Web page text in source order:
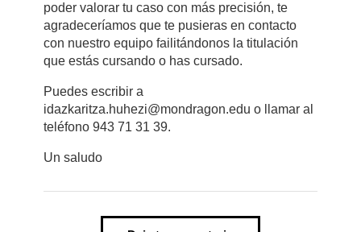
poder valorar tu caso con más precisión, te
agradeceríamos que te pusieras en contacto
con nuestro equipo failitándonos la titulación
que estás cursando o has cursado.
Puedes escribir a
idazkaritza.huhezi@mondragon.edu o llamar al
teléfono 943 71 31 39.
Un saludo